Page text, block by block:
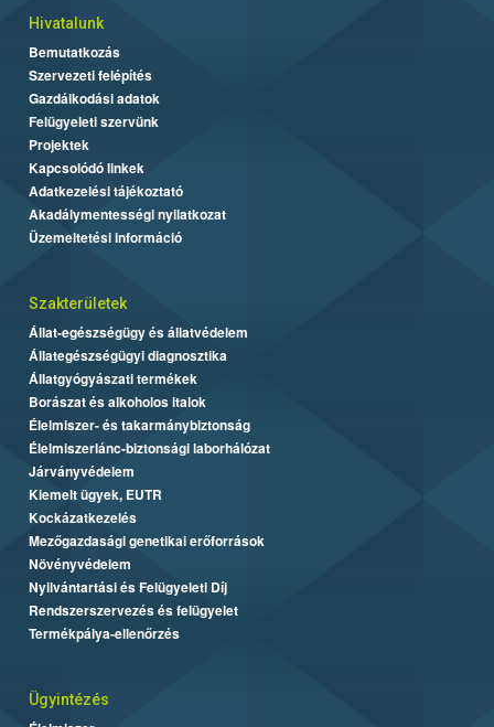
Hivatalunk
Bemutatkozás
Szervezeti felépítés
Gazdálkodási adatok
Felügyeleti szervünk
Projektek
Kapcsolódó linkek
Adatkezelési tájékoztató
Akadálymentességi nyilatkozat
Üzemeltetési információ
Szakterületek
Állat-egészségügy és állatvédelem
Állategészségügyi diagnosztika
Állatgyógyászati termékek
Borászat és alkoholos italok
Élelmiszer- és takarmánybiztonság
Élelmiszerlánc-biztonsági laborhálózat
Járványvédelem
Kiemelt ügyek, EUTR
Kockázatkezelés
Mezőgazdasági genetikai erőforrások
Növényvédelem
Nyilvántartási és Felügyeleti Díj
Rendszerszervezés és felügyelet
Termékpálya-ellenőrzés
Ügyintézés